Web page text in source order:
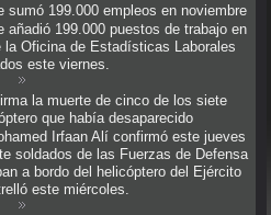
sumó 199.000 empleos en noviembre
añadió 199.000 puestos de trabajo en
la Oficina de Estadísticas Laborales
este viernes.
la muerte de cinco de los siete
que había desaparecido
Irfaan Alí confirmó este jueves
soldados de las Fuerzas de Defensa
a bordo del helicóptero del Ejército
este miércoles.